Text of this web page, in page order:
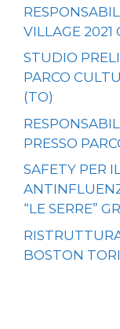
VILLAGE 2021
STUDIO
PARCO
(TO)
PRESSO
SAFETY PER
“LE SERRE”
BOSTON